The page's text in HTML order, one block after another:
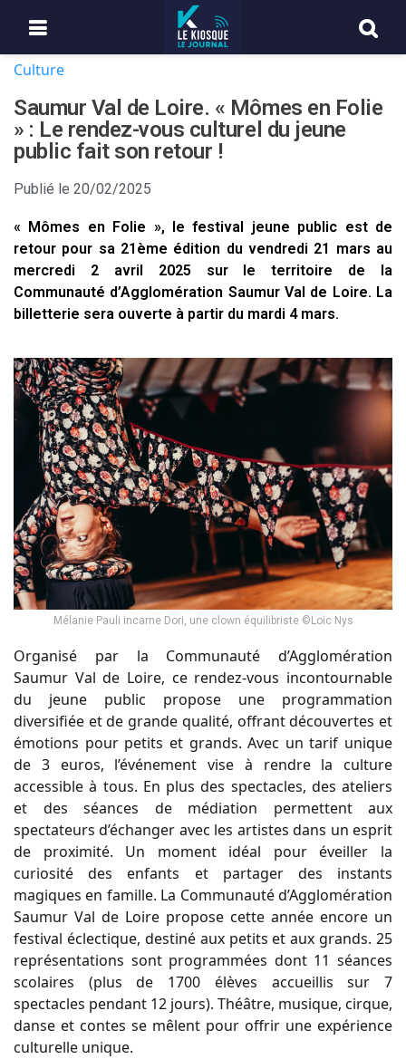
Culture
Saumur Val de Loire. « Mômes en Folie
» : Le rendez-vous culturel du jeune
public fait son retour !
Publié le 20/02/2025
« Mômes en Folie », le festival jeune public est de
retour pour sa 21ème édition du vendredi 21 mars au
mercredi 2 avril 2025 sur le territoire de la
Communauté d’Agglomération Saumur Val de Loire. La
billetterie sera ouverte à partir du mardi 4 mars.
Mélanie Pauli incarne Dori, une clown équilibriste ©Loic Nys
Organisé par la Communauté d’Agglomération
Saumur Val de Loire, ce rendez-vous incontournable
du jeune public propose une programmation
diversifiée et de grande qualité, offrant découvertes et
émotions pour petits et grands. Avec un tarif unique
de 3 euros, l’événement vise à rendre la culture
accessible à tous. En plus des spectacles, des ateliers
et des séances de médiation permettent aux
spectateurs d’échanger avec les artistes dans un esprit
de proximité. Un moment idéal pour éveiller la
curiosité des enfants et partager des instants
magiques en famille. La Communauté d’Agglomération
Saumur Val de Loire propose cette année encore un
festival éclectique, destiné aux petits et aux grands. 25
représentations sont programmées dont 11 séances
scolaires (plus de 1700 élèves accueillis sur 7
spectacles pendant 12 jours). Théâtre, musique, cirque,
danse et contes se mêlent pour offrir une expérience
culturelle unique.